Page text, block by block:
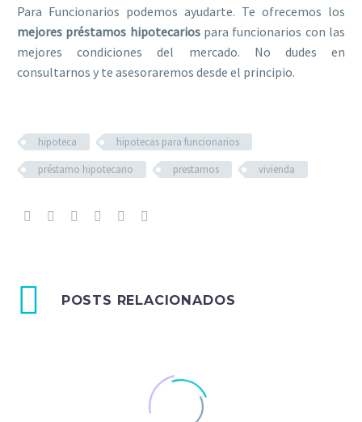
Para Funcionarios podemos ayudarte. Te ofrecemos los
mejores préstamos hipotecariospara funcionarios con las
mejores condiciones del mercado. No dudes en
consultarnos y te asesoraremos desde el principio.
hipoteca
hipotecas para funcionarios
préstamo hipotecario
prestamos vivienda
POSTS RELACIONADOS